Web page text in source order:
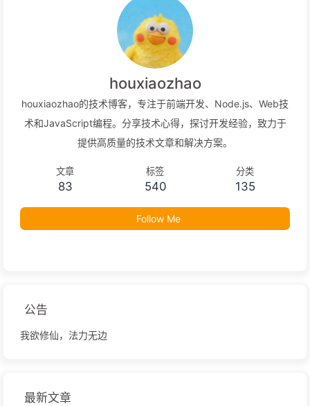
houxiaozhao
houxiaozhao的技术博客，专注于前端开发、Node.js、Web技
术和JavaScript编程。分享技术心得，探讨开发经验，致力于
提供高质量的技术文章和解决方案。
文章
83
标签
540
分类
135
Follow Me
公告
我欲修仙，法力无边
最新文章